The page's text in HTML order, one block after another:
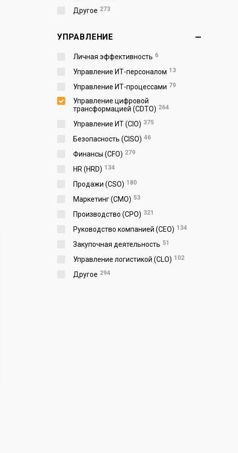
Другое 273
УПРАВЛЕНИЕ
Личная эффективность 6
Управление ИТ-персоналом 13
Управление ИТ-процессами 79
Управление цифровой
трансформацией (CDTO) 264
Управление ИТ (CIO) 375
Безопасность (CISO) 46
Финансы (CFO) 279
HR (HRD) 134
Продажи (CSO) 180
Маркетинг (CMO) 53
Производство (СPO) 321
Руководство компанией (CEO) 134
Закупочная деятельность 51
Управление логистикой (CLO) 102
Другое 294